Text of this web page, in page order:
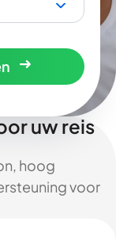
uw reis
hoog
voor